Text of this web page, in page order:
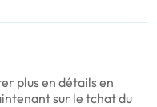
plus en détails en
sur le tchat du